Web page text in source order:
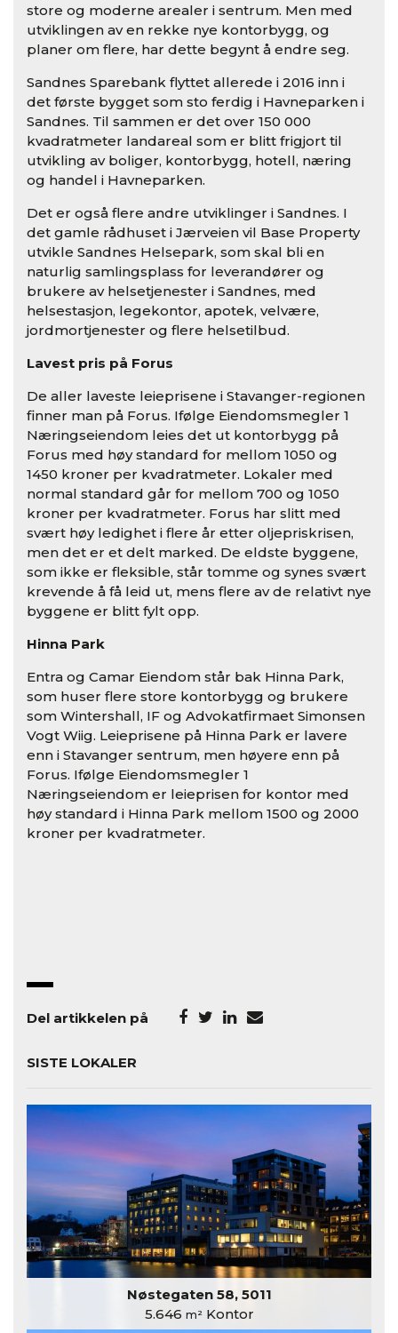
store og moderne arealer i sentrum. Men med
utviklingen av en rekke nye kontorbygg, og
planer om flere, har dette begynt å endre seg.
Sandnes Sparebank flyttet allerede i 2016 inn i
det første bygget som sto ferdig i Havneparken i
Sandnes. Til sammen er det over 150 000
kvadratmeter landareal som er blitt frigjort til
utvikling av boliger, kontorbygg, hotell, næring
og handel i Havneparken.
Det er også flere andre utviklinger i Sandnes. I
det gamle rådhuset i Jærveien vil Base Property
utvikle Sandnes Helsepark, som skal bli en
naturlig samlingsplass for leverandører og
brukere av helsetjenester i Sandnes, med
helsestasjon, legekontor, apotek, velvære,
jordmortjenester og flere helsetilbud.
Lavest pris på Forus
De aller laveste leieprisene i Stavanger-regionen
finner man på Forus. Ifølge Eiendomsmegler 1
Næringseiendom leies det ut kontorbygg på
Forus med høy standard for mellom 1050 og
1450 kroner per kvadratmeter. Lokaler med
normal standard går for mellom 700 og 1050
kroner per kvadratmeter. Forus har slitt med
svært høy ledighet i flere år etter oljepriskrisen,
men det er et delt marked. De eldste byggene,
som ikke er fleksible, står tomme og synes svært
krevende å få leid ut, mens flere av de relativt nye
byggene er blitt fylt opp.
Hinna Park
Entra og Camar Eiendom står bak Hinna Park,
som huser flere store kontorbygg og brukere
som Wintershall, IF og Advokatfirmaet Simonsen
Vogt Wiig. Leieprisene på Hinna Park er lavere
enn i Stavanger sentrum, men høyere enn på
Forus. Ifølge Eiendomsmegler 1
Næringseiendom er leieprisen for kontor med
høy standard i Hinna Park mellom 1500 og 2000
kroner per kvadratmeter.
Del artikkelen på
SISTE LOKALER
Nøstegaten 58, 5011
5.646 m²Kontor